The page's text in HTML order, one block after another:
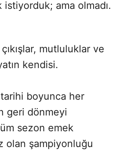
ama olmadı.
mutluluklar ve
kendisi.
boyunca her
geri dönmeyi
sezon emek
olan şampiyonluğu